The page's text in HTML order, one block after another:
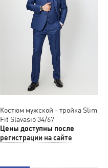
Костюм мужской - тройка Slim
Fit Slavasio 34/67
Цены доступны после
регистрации на сайте